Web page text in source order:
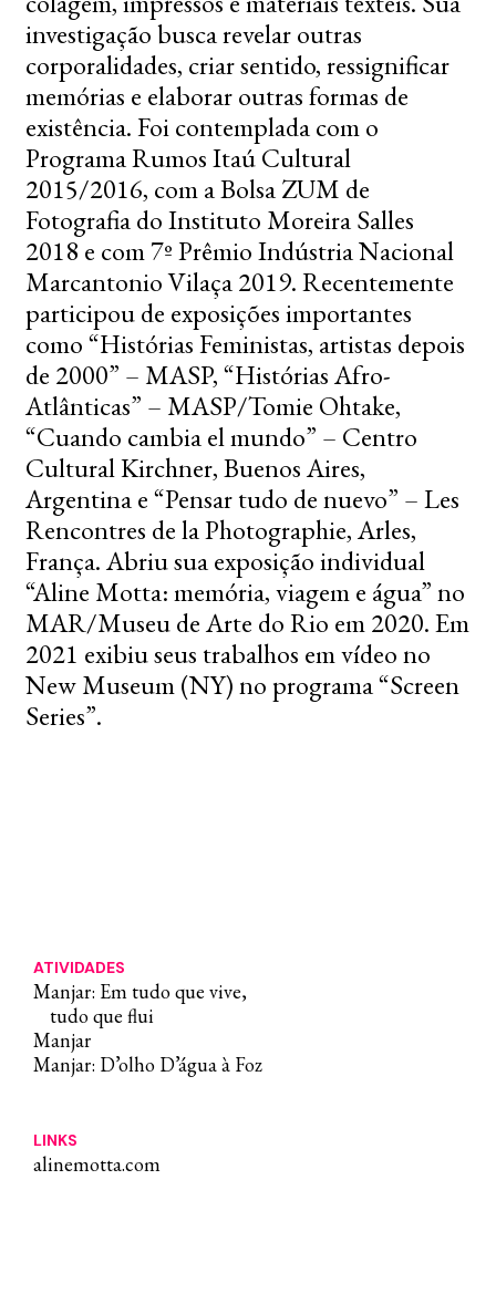
ATIVIDADES
Manjar: Em tudo que vive,
tudo que flui
Manjar
Manjar: D’olho D’água à Foz
LINKS
alinemotta.com
investigação busca revelar outras
corporalidades, criar sentido, ressignificar
memórias e elaborar outras formas de
existência. Foi contemplada com o
Programa Rumos Itaú Cultural
2015/2016, com a Bolsa ZUM de
Fotografia do Instituto Moreira Salles
2018 e com 7º Prêmio Indústria Nacional
Marcantonio Vilaça 2019. Recentemente
participou de exposições importantes
como “Histórias Feministas, artistas depois
de 2000” – MASP, “Histórias Afro-
Atlânticas” – MASP/Tomie Ohtake,
“Cuando cambia el mundo” – Centro
Cultural Kirchner, Buenos Aires,
Argentina e “Pensar tudo de nuevo” – Les
Rencontres de la Photographie, Arles,
França. Abriu sua exposição individual
“Aline Motta: memória, viagem e água” no
MAR/Museu de Arte do Rio em 2020. Em
2021 exibiu seus trabalhos em vídeo no
New Museum (NY) no programa “Screen
Series”.